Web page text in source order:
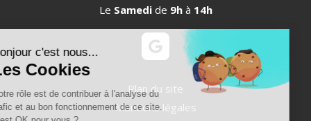
Le Samedide 9hà 14h
Plan du site
Mentions légales
Bonjour c'est nous...
Les Cookies
Notre rôle est de contribuer à l'analyse du
trafic et au bon fonctionnement de ce site.